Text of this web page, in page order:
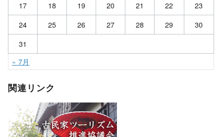
17
18 19 20 21 22
23
24
25 26 27 28 29
30
31
« 7月
関連リンク